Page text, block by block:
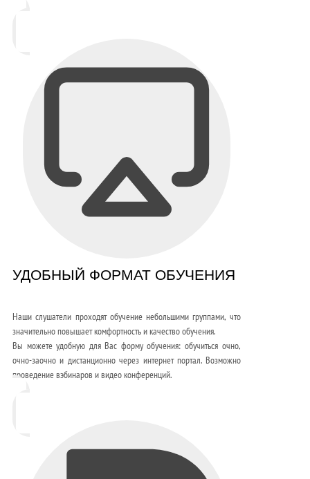
УДОБНЫЙ ФОРМАТ ОБУЧЕНИЯ
Наши слушатели проходят обучение небольшими группами, что
значительно повышает комфортность и качество обучения.
Вы можете удобную для Вас форму обучения: обучиться очно,
очно-заочно и дистанционно через интернет портал. Возможно
проведение вэбинаров и видео конференций.